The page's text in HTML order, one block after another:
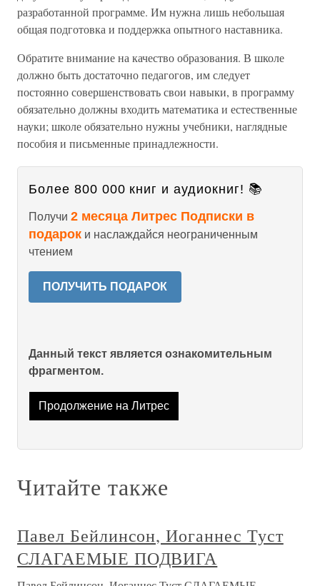
разработанной программе. Им нужна лишь небольшая
общая подготовка и поддержка опытного наставника.
Обратите внимание на качество образования. В школе
должно быть достаточно педагогов, им следует
постоянно совершенствовать свои навыки, в программу
обязательно должны входить математика и естественные
науки; школе обязательно нужны учебники, наглядные
пособия и письменные принадлежности.
Более 800 000 книг и аудиокниг! 📚
Получи 2 месяца Литрес Подписки в
подарок и наслаждайся неограниченным
чтением
ПОЛУЧИТЬ ПОДАРОК
Данный текст является ознакомительным
фрагментом.
Продолжение на Литрес
Читайте также
Павел Бейлинсон, Иоганнес Туст
СЛАГАЕМЫЕ ПОДВИГА